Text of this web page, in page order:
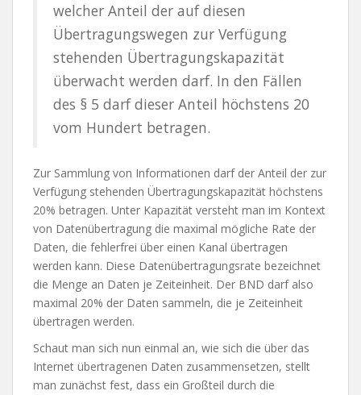
welcher Anteil der auf diesen
Übertragungswegen zur Verfügung
stehenden Übertragungskapazität
überwacht werden darf. In den Fällen
des § 5 darf dieser Anteil höchstens 20
vom Hundert betragen.
Zur Sammlung von Informationen darf der Anteil der zur
Verfügung stehenden Übertragungskapazität höchstens
20% betragen. Unter Kapazität versteht man im Kontext
von Datenübertragung die maximal mögliche Rate der
Daten, die fehlerfrei über einen Kanal übertragen
werden kann. Diese Datenübertragungsrate bezeichnet
die Menge an Daten je Zeiteinheit. Der BND darf also
maximal 20% der Daten sammeln, die je Zeiteinheit
übertragen werden.
Schaut man sich nun einmal an, wie sich die über das
Internet übertragenen Daten zusammensetzen, stellt
man zunächst fest, dass ein Großteil durch die